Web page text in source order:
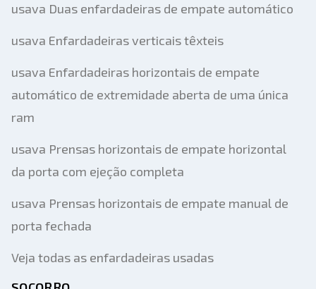
usava Duas enfardadeiras de empate automático
usava Enfardadeiras verticais têxteis
usava Enfardadeiras horizontais de empate
automático de extremidade aberta de uma única
ram
usava Prensas horizontais de empate horizontal
da porta com ejeção completa
usava Prensas horizontais de empate manual de
porta fechada
Veja todas as enfardadeiras usadas